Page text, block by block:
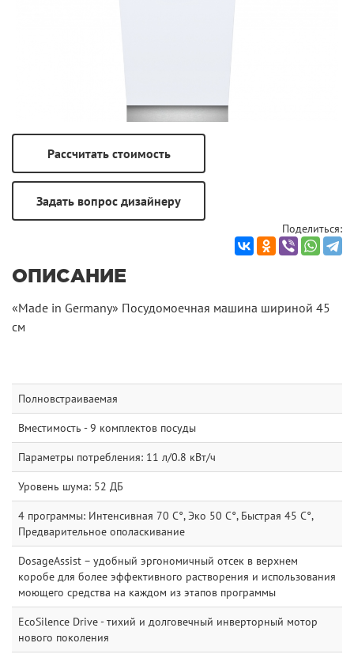
Поделиться:
ОПИСАНИЕ
«Made in Germany» Посудомоечная машина шириной 45
см
Полновстраиваемая
Вместимость - 9 комплектов посуды
Параметры потребления: 11 л/0.8 кВт/ч
Уровень шума: 52 ДБ
4 программы: Интенсивная 70 C°, Эко 50 C°, Быстрая 45 C°,
Предварительное ополаскивание
DosageAssist – удобный эргономичный отсек в верхнем
коробе для более эффективного растворения и использования
моющего средства на каждом из этапов программы
EcoSilence Drive - тихий и долговечный инверторный мотор
нового поколения